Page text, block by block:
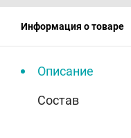
Информация о товаре
Описание
Состав